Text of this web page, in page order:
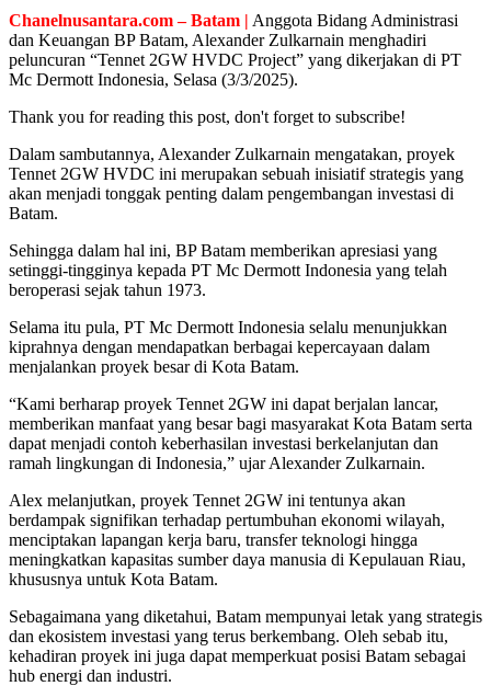
Chanelnusantara.com – Batam | Anggota Bidang Administrasi
dan Keuangan BP Batam, Alexander Zulkarnain menghadiri
peluncuran “Tennet 2GW HVDC Project” yang dikerjakan di PT
Mc Dermott Indonesia, Selasa (3/3/2025).
Thank you for reading this post, don't forget to subscribe!
Dalam sambutannya, Alexander Zulkarnain mengatakan, proyek
Tennet 2GW HVDC ini merupakan sebuah inisiatif strategis yang
akan menjadi tonggak penting dalam pengembangan investasi di
Batam.
Sehingga dalam hal ini, BP Batam memberikan apresiasi yang
setinggi-tingginya kepada PT Mc Dermott Indonesia yang telah
beroperasi sejak tahun 1973.
Selama itu pula, PT Mc Dermott Indonesia selalu menunjukkan
kiprahnya dengan mendapatkan berbagai kepercayaan dalam
menjalankan proyek besar di Kota Batam.
“Kami berharap proyek Tennet 2GW ini dapat berjalan lancar,
memberikan manfaat yang besar bagi masyarakat Kota Batam serta
dapat menjadi contoh keberhasilan investasi berkelanjutan dan
ramah lingkungan di Indonesia,” ujar Alexander Zulkarnain.
Alex melanjutkan, proyek Tennet 2GW ini tentunya akan
berdampak signifikan terhadap pertumbuhan ekonomi wilayah,
menciptakan lapangan kerja baru, transfer teknologi hingga
meningkatkan kapasitas sumber daya manusia di Kepulauan Riau,
khususnya untuk Kota Batam.
Sebagaimana yang diketahui, Batam mempunyai letak yang strategis
dan ekosistem investasi yang terus berkembang. Oleh sebab itu,
kehadiran proyek ini juga dapat memperkuat posisi Batam sebagai
hub energi dan industri.